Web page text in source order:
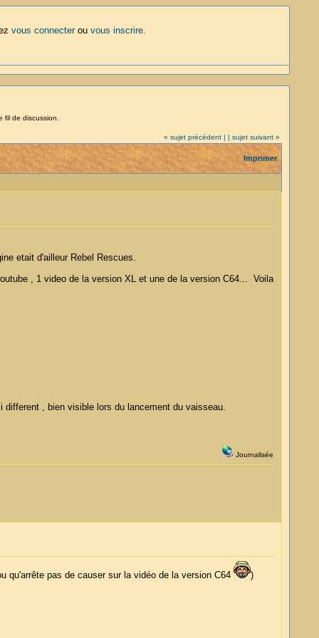
vous connecterou vous inscrire.
fil de discussion.
« sujet précédent | | sujet suivant »
Imprimer
etait d'ailleur Rebel Rescues.
, 1 video de la version XL et une de la version C64... Voila
, bien visible lors du lancement du vaisseau.
Journalisée
qu'arrête pas de causer sur la vidéo de la version C64 )